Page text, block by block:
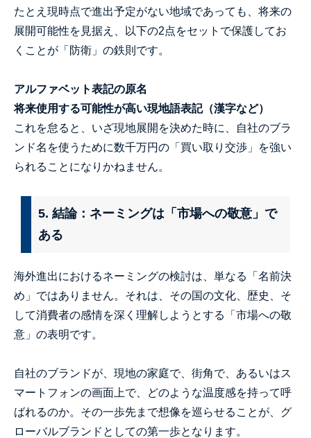
たとえ現時点で進出予定がない地域であっても、将来の
展開可能性を見据え、以下の2点をセットで保護してお
くことが「防衛」の鉄則です。
アルファベット表記の原名
将来使用する可能性が高い現地語表記（漢字など）
これを怠ると、いざ現地展開を決めた時に、自社のブラ
ンド名を使うために数千万円の「買い取り交渉」を強い
られることになりかねません。
5. 結論：ネーミングは「市場への敬意」で
ある
海外進出におけるネーミングの検討は、単なる「名前決
め」ではありません。それは、その国の文化、歴史、そ
して消費者の感情を深く理解しようとする「市場への敬
意」の表明です。
自社のブランドが、現地の家庭で、街角で、あるいはス
マートフォンの画面上で、どのような温度感を持って呼
ばれるのか。その一歩先まで想像を巡らせることが、グ
ローバルブランドとしての第一歩となります。